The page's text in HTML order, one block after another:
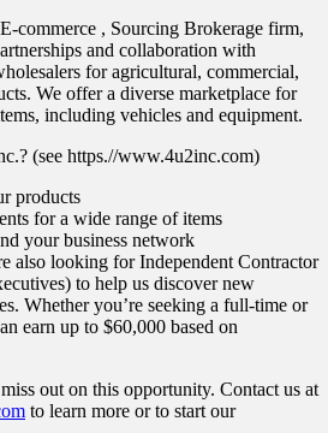
commerce , Sourcing Brokerage firm,
and collaboration with
for agricultural, commercial,
We offer a diverse marketplace for
including vehicles and equipment.
(see https.//www.4u2inc.com)
products
for a wide range of items
your business network
also looking for Independent Contractor
to help us discover new
Whether you’re seeking a full-time or
earn up to $60,000 based on
out on this opportunity. Contact us at
to learn more or to start our